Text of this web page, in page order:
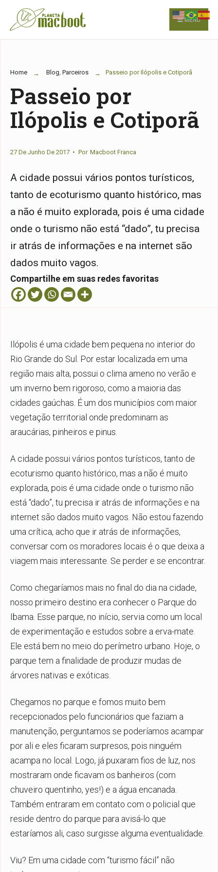
Skip
to
MENU
Home Blog, Parceiros Passeio por Ilópolis e Cotiporã
Passeio por
Ilópolis e Cotiporã
27 De Junho De 2017 • Por Macboot Franca
A cidade possui vários pontos turísticos,
tanto de ecoturismo quanto histórico, mas
a não é muito explorada, pois é uma cidade
onde o turismo não está “dado”, tu precisa
ir atrás de informações e na internet são
dados muito vagos.
Compartilhe em suas redes favoritas
Ilópolis é uma cidade bem pequena no interior do
Rio Grande do Sul. Por estar localizada em uma
região mais alta, possui o clima ameno no verão e
um inverno bem rigoroso, como a maioria das
cidades gaúchas. É um dos municípios com maior
vegetação territorial onde predominam as
araucárias, pinheiros e pinus.
A cidade possui vários pontos turísticos, tanto de
ecoturismo quanto histórico, mas a não é muito
explorada, pois é uma cidade onde o turismo não
está “dado”, tu precisa ir atrás de informações e na
internet são dados muito vagos. Não estou fazendo
uma crítica, acho que ir atrás de informações,
conversar com os moradores locais é o que deixa a
viagem mais interessante. Se perder e se encontrar.
Como chegaríamos mais no final do dia na cidade,
nosso primeiro destino era conhecer o Parque do
Ibama. Esse parque, no início, servia como um local
de experimentação e estudos sobre a erva-mate.
Ele está bem no meio do perímetro urbano. Hoje, o
parque tem a finalidade de produzir mudas de
árvores nativas e exóticas.
Chegamos no parque e fomos muito bem
recepcionados pelo funcionários que faziam a
manutenção, perguntamos se poderíamos acampar
por ali e eles ficaram surpresos, pois ninguém
acampa no local. Logo, já puxaram fios de luz, nos
mostraram onde ficavam os banheiros (com
chuveiro quentinho, yes!) e a água encanada.
Também entraram em contato com o policial que
reside dentro do parque para avisá-lo que
estaríamos ali, caso surgisse alguma eventualidade.
Viu? Em uma cidade com “turismo fácil” não